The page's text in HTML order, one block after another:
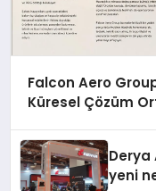
Falcon Aero
Küresel Çözüm
Derya
yeni